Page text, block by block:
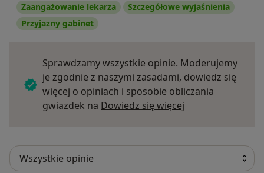
Zaangażowanie lekarza
Szczegółowe wyjaśnienia
Przyjazny gabinet
Sprawdzamy wszystkie opinie. Moderujemy
je zgodnie z naszymi zasadami, dowiedz się
więcej o opiniach i sposobie obliczania
gwiazdek na Dowiedz się więcej